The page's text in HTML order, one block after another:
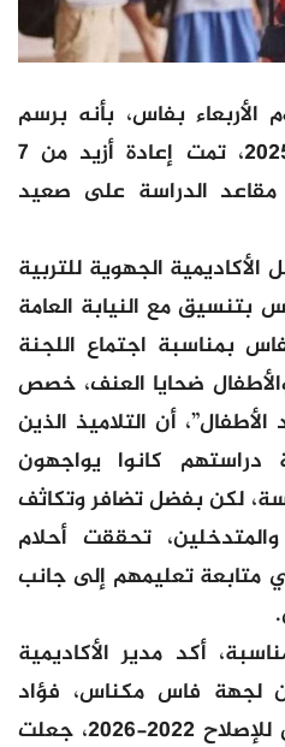
بفاس، بأنه برسم
الموسم الدراسي 2024-2025، تمت إعادة أزيد من 7
مقاعد الدراسة على صعيد
الأكاديمية الجهوية للتربية
بتنسيق مع النيابة العامة
بمناسبة اجتماع اللجنة
ضحايا العنف، خصص
أن التلاميذ الذين
دراستهم كانوا يواجهون
لكن بفضل تضافر وتكاثف
تحققت أحلام
متابعة تعليمهم إلى جانب
أكد مدير الأكاديمية
لجهة فاس مكناس، فؤاد
ارواضي، أن خارطة الطريق للإصلاح 2022-2026، جعلت